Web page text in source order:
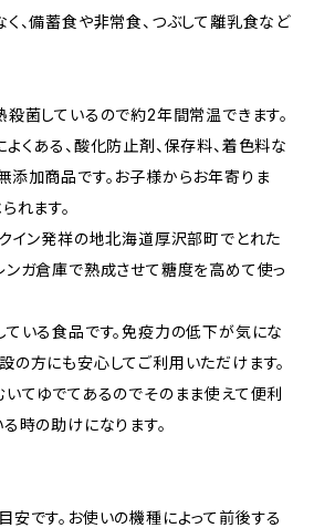
く、備蓄食や非常食、つぶして離乳食など
菌しているので約2年間常温できます。
くある、酸化防止剤、保存料、着色料な
添加商品です。お子様からお年寄りま
れます。
イン発祥の地北海道厚沢部町でとれた
ンガ倉庫で熟成させて糖度を高めて使っ
いる食品です。免疫力の低下が気にな
の方にも安心してご利用いただけます。
てゆでてあるのでそのまま使えて便利
時の助けになります。
です。お使いの機種によって前後する